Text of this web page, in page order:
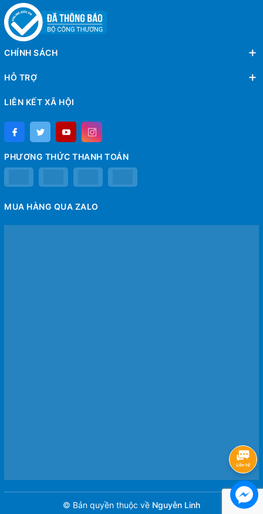
CHÍNH SÁCH
HỖ TRỢ
LIÊN KẾT XÃ HỘI
PHƯƠNG THỨC THANH TOÁN
MUA HÀNG QUA ZALO
© Bản quyền thuộc về Nguyễn Linh